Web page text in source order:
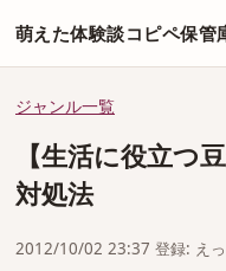
萌えた体験談コピペ保管
ジャンル一覧
【生活に役立つ
対処法
2012/10/02 23:37 登録: えっ